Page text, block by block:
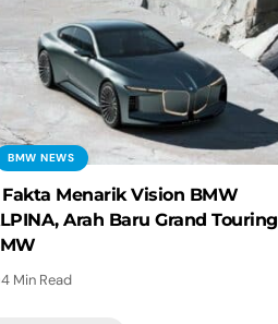
BMW NEWS
Menarik Vision BMW
Arah Baru Grand Touring
4 Min Read